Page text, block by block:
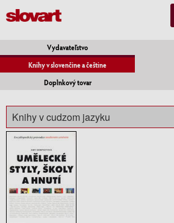
Vydavateľstvo
Knihy v slovenčine a češtine
Doplnkový tovar